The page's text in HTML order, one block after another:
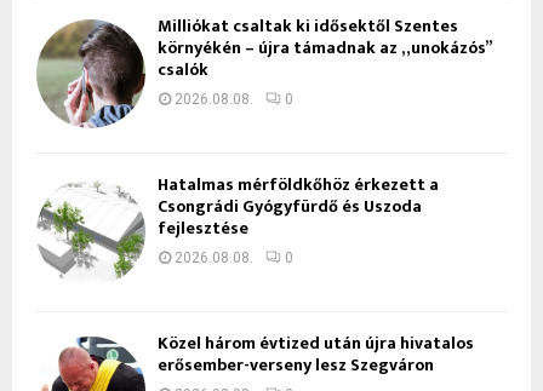
Milliókat csaltak ki idősektől Szentes
környékén – újra támadnak az „unokázós”
csalók
2026.08.08. 0
Hatalmas mérföldkőhöz érkezett a
Csongrádi Gyógyfürdő és Uszoda
fejlesztése
2026.08.08. 0
Közel három évtized után újra hivatalos
erősember-verseny lesz Szegváron